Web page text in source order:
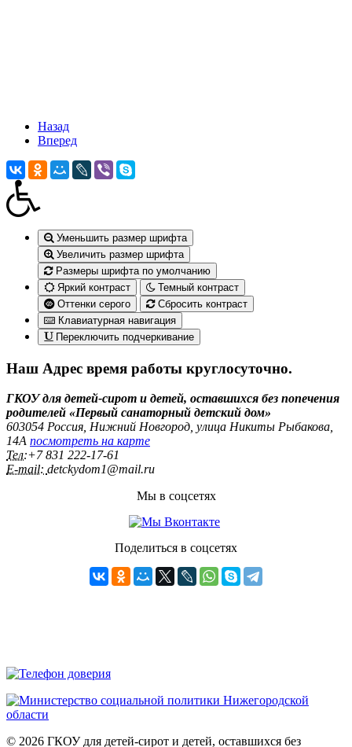
Назад
Вперед
Уменьшить размер шрифта
Увеличить размер шрифта
Размеры шрифта по умолчанию
Яркий контраст
Темный контраст
Оттенки серого
Сбросить контраст
Клавиатурная навигация
Переключить подчеркивание
Наш Адрес время работы круглосуточно.
ГКОУ для детей-сирот и детей, оставшихся без попечения
родителей «Первый санаторный детский дом»
603054 Россия, Нижний Новгород, улица Никиты Рыбакова,
14А посмотреть на карте
Тел:+7 831 222‑17-61
E-mail: detckydom1@mail.ru
Мы в соцсетях
Поделиться в соцсетях
© 2026 ГКОУ для детей-сирот и детей, оставшихся без